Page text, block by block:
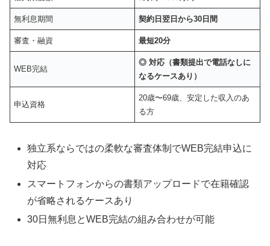
無利息期間 契約日翌日から30日間
審査・融資 最短20分
WEB完結
◎ 対応（書類提出で電話なしに
なるケースあり）
申込資格
20歳〜69歳、安定した収入のあ
る方
独立系ならではの柔軟な審査体制でWEB完結申込に
対応
スマートフォンからの書類アップロードで在籍確認
が省略されるケースあり
30日無利息とWEB完結の組み合わせが可能